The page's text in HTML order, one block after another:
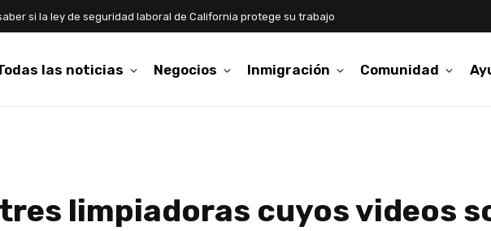
si la ley de seguridad laboral de California protege su trabajo
las noticias Negocios Inmigración Comunidad
limpiadoras cuyos videos